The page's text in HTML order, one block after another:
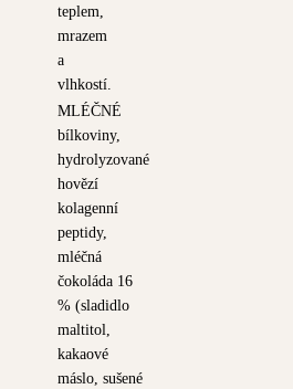
teplem,
mrazem
a
vlhkostí.
MLÉČNÉ
bílkoviny,
hydrolyzované
hovězí
kolagenní
peptidy,
mléčná
čokoláda 16
% (sladidlo
maltitol,
kakaové
máslo, sušené